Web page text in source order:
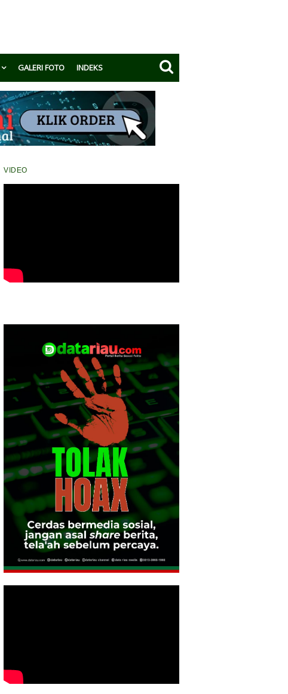
GALERI FOTO INDEKS
VIDEO